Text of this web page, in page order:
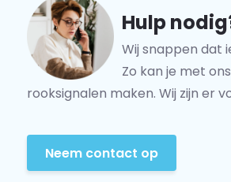
Ontwikkelingsspeelgoed is leuk
Inhoud van de set:
6x Halve cirkels
6x Houten pionnen
Hulp
Wij snappen dat
Zo kan je met
rooksignalen maken. Wij zijn er
Neem contact op